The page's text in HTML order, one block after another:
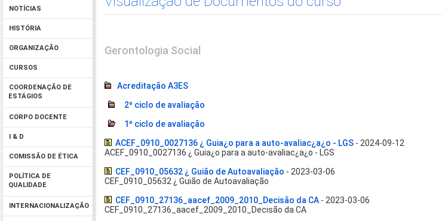
NOTÍCIAS
HISTÓRIA
ORGANIZAÇÃO
CURSOS
COORDENAÇÃO DE
ESTÁGIOS
CORPO DOCENTE
I & D
COMISSÃO DE ÉTICA
POLÍTICA DE
QUALIDADE
INTERNACIONALIZAÇÃO
Gerontologia Social
Acreditação A3ES
2º ciclo de avaliação
1º ciclo de avaliação
ACEF_0910_0027136 ¿ Guia¿o para a auto-avaliac¿a¿o - LGS - 2024-09-12
ACEF_0910_0027136 ¿ Guia¿o para a auto-avaliac¿a¿o - LGS
CEF_0910_05632 ¿ Guião de Autoavaliação - 2023-03-06
CEF_0910_05632 ¿ Guião de Autoavaliação
CEF_0910_27136_aacef_2009_2010_Decisão da CA - 2023-03-06
CEF_0910_27136_aacef_2009_2010_Decisão da CA